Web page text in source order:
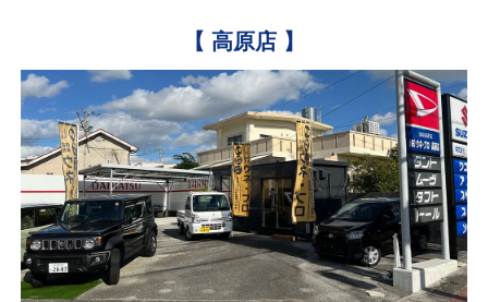
【 高原店 】